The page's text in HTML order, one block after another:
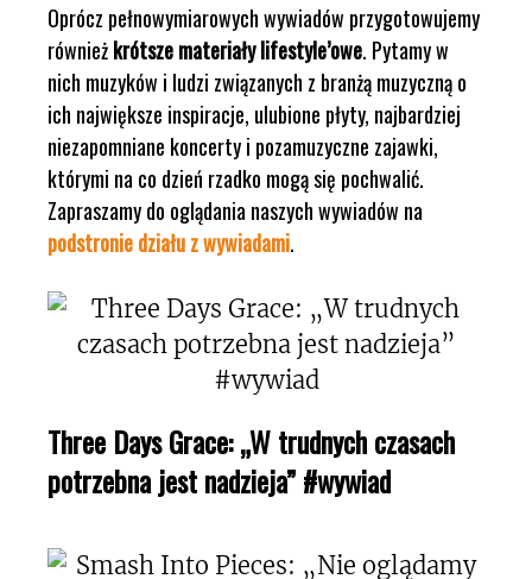
Oprócz pełnowymiarowych wywiadów przygotowujemy
równieżkrótsze materiały lifestyle’owe. Pytamy w
nich muzyków i ludzi związanych z branżą muzyczną o
ich największe inspiracje, ulubione płyty, najbardziej
niezapomniane koncerty i pozamuzyczne zajawki,
którymi na co dzień rzadko mogą się pochwalić.
Zapraszamy do oglądania naszych wywiadów na
podstronie działu z wywiadami.
Three Days Grace: „W trudnych czasach
potrzebna jest nadzieja” #wywiad